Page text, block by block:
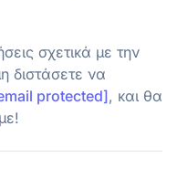
σχετικά με την
διστάσετε να
protected], και θα